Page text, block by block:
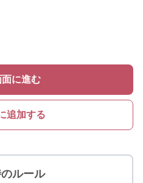
に進む
追加する
ルール